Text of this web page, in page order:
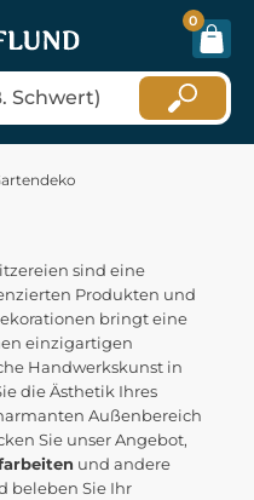
0
sind eine
Produkten und
bringt eine
einzigartigen
Handwerkskunst in
die Ästhetik Ihres
Außenbereich
Sie unser Angebot,
und andere
beleben Sie Ihr